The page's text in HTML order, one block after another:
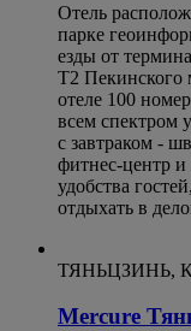
Отель
парке
езды от
T2 Пекинского
отеле 100
всем спектром
с завтраком -
фитнес-центр и
удобства
отдыхать в
ТЯНЬЦЗИНЬ,
Mercure